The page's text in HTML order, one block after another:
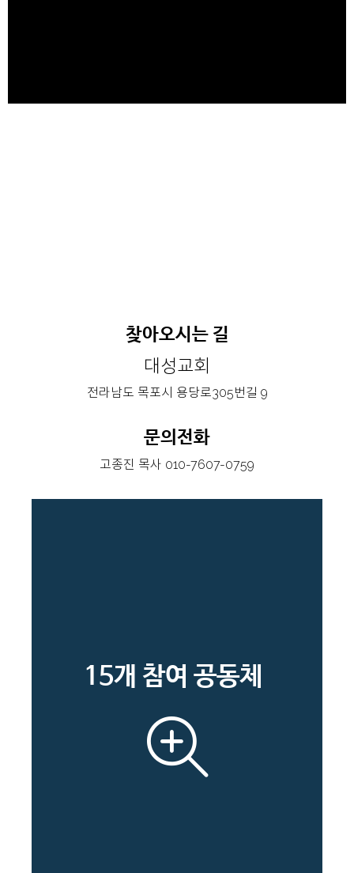
찾아오시는 길
대성교회
전라남도 목포시 용당로305번길 9
문의전화
고종진 목사 010-7607-0759
15개 참여 공동체
대성교회
목포사랑침례교회
삼마기도원
서로사랑교회